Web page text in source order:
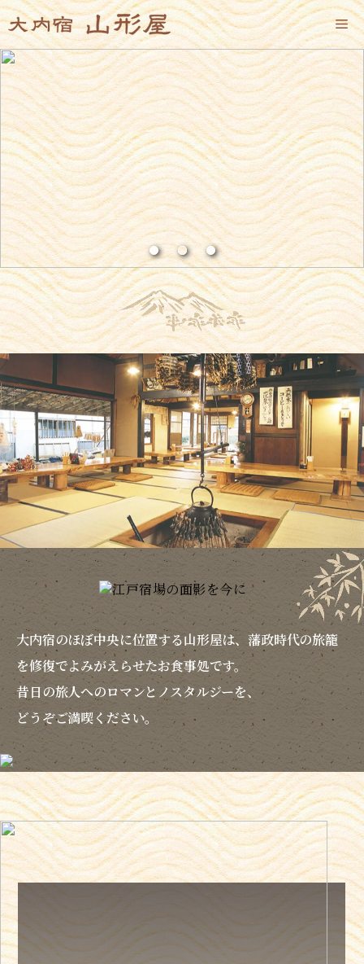
コ
ン
テ
ン
ツ
へ
ス
キ
ッ
プ
メ
ニ
ュ
ー
大内宿のほぼ中央に位置する山形屋は、藩政時代の旅籠
を修復でよみがえらせたお食事処です。
昔日の旅人へのロマンとノスタルジーを、
どうぞご満喫ください。